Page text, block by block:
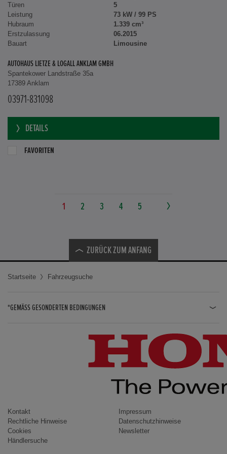
Türen
5
Leistung
73 kW / 99 PS
Hubraum
1.339 cm³
Erstzulassung
06.2015
Bauart
Limousine
AUTOHAUS LIETZE & LOGALL ANKLAM GMBH
Spantekower Landstraße 35a
17389 Anklam
03971-831098
DETAILS
FAVORITEN
1 2 3 4 5
ZURÜCK ZUM ANFANG
Startseite Fahrzeugsuche
*GEMÄSS GESONDERTEN BEDINGUNGEN
CIVIC / CIVIC LIMOUSINE
INSIGHT
ACCORD
Kontakt
Impressum
Rechtliche Hinweise
Datenschutzhinweise
Cookies
Newsletter
Händlersuche